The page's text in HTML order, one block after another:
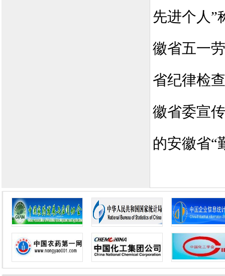
先进个人”
徽省五一
省纪律检
徽省委宣
的安徽省“